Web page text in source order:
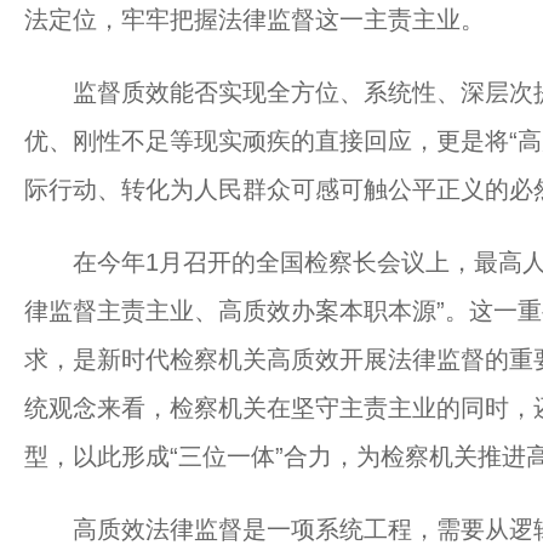
法定位，牢牢把握法律监督这一主责主业。
监督质效能否实现全方位、系统性、深层次
优、刚性不足等现实顽疾的直接回应，更是将“
际行动、转化为人民群众可感可触公平正义的必
在今年1月召开的全国检察长会议上，最高人
律监督主责主业、高质效办案本职本源”。这一
求，是新时代检察机关高质效开展法律监督的
统观念来看，检察机关在坚守主责主业的同时
型，以此形成“三位一体”合力，为检察机关推进
高质效法律监督是一项系统工程，需要从逻